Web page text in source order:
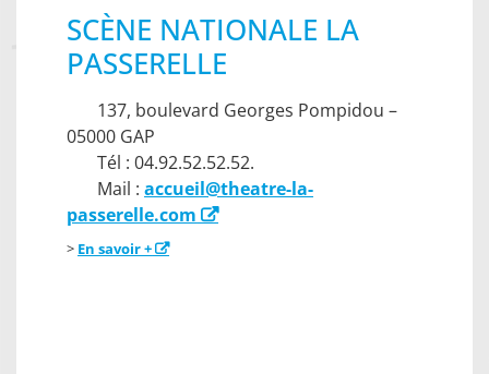
SCÈNE NATIONALE LA
PASSERELLE
137, boulevard Georges Pompidou –
05000 GAP
Tél : 04.92.52.52.52.
Mail :accueil@theatre-la-
passerelle.com
> En savoir +